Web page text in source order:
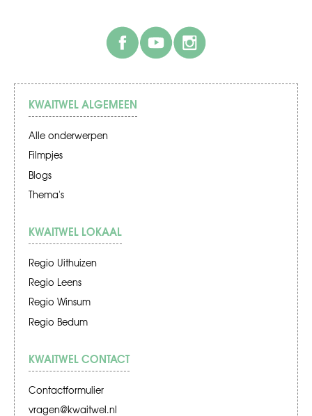
facebook
KWAITWEL ALGEMEEN
Alle onderwerpen
Filmpjes
Blogs
Thema's
KWAITWEL LOKAAL
Regio Uithuizen
Regio Leens
Regio Winsum
Regio Bedum
KWAITWEL CONTACT
Contactformulier
vragen@kwaitwel.nl